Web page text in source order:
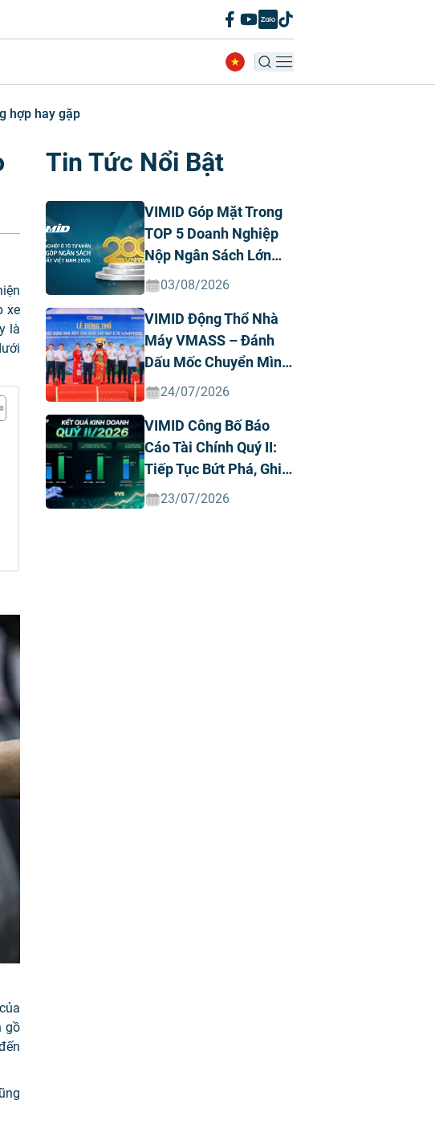
hợp hay gặp
xe
là
gồ
Tin Tức Nổi Bật
VIMID Góp Mặt Trong
TOP 5 Doanh Nghiệp
Nộp Ngân Sách Lớn
Nhất Việt Nam Năm
Nhân
03/08/2026
VIMID Động Thổ Nhà
Máy VMASS – Đánh
Dấu Mốc Chuyển Mình
Chiến Lược
24/07/2026
VIMID Công Bố Báo
Cáo Tài Chính Quý II:
Tiếp Tục Bứt Phá, Ghi
Nhận Doanh Thu Và
23/07/2026